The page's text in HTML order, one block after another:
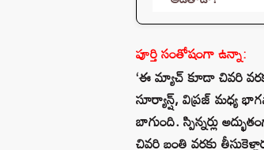
పూర్తి సంతోషంగా ఉన్నా:
‘ఈ మ్యాచ్ కూడా చివరి
సూర్యాన్ష్, విప్రజ్ మధ్య
బాగుంది. స్పిన్నర్లు
చివరి బంతి వరకు